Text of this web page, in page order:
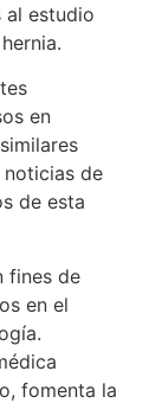
al estudio
en
de
de esta
fines de
en el
fomenta la